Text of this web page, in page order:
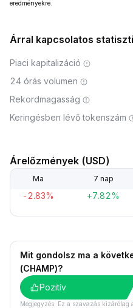
eredményekre.
Árral kapcsolatos
Piaci kapitalizáció
24 órás volumen
Rekordmagasság
Keringésben lévő tokenszám
Árelőzmények (USD)
Ma 7 nap
-2.83% +7.82%
Mit gondolsz ma a
(CHAMP)?
Pozitív
Megjegyzés: Ez a szavazás